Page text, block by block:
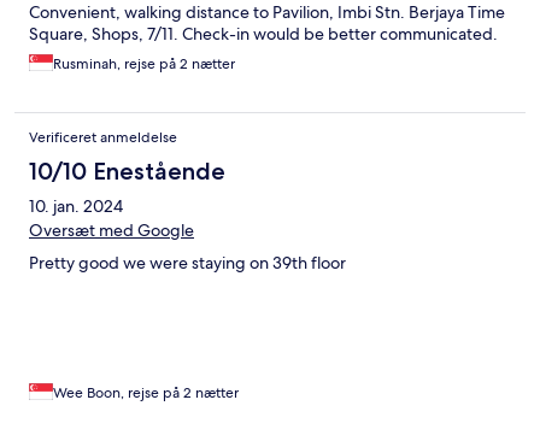
Convenient, walking distance to Pavilion, Imbi Stn. Berjaya Time
Square, Shops, 7/11. Check-in would be better communicated.
Rusminah, rejse på 2 nætter
Verificeret anmeldelse
10/10 Enestående
10. jan. 2024
Oversæt med Google
Pretty good we were staying on 39th floor
Wee Boon, rejse på 2 nætter